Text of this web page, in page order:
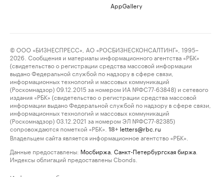
AppGallery
© ООО «БИЗНЕСПРЕСС», АО «РОСБИЗНЕСКОНСАЛТИНГ», 1995–
2026. Сообщения и материалы информационного агентства «РБК»
(свидетельство о регистрации средства массовой информации
выдано Федеральной службой по надзору в сфере связи,
информационных технологий и массовых коммуникаций
(Роскомнадзор) 09.12.2015 за номером ИА №ФС77-63848) и сетевого
издания «РБК» (свидетельство о регистрации средства массовой
информации выдано Федеральной службой по надзору в сфере связи,
информационных технологий и массовых коммуникаций
(Роскомнадзор) 03.12.2021 за номером ЭЛ №ФС77-82385)
сопровождаются пометкой «РБК».
18+ letters@rbc.ru
Владельцем сайта является информационное агентство «РБК».
Данные предоставлены: Мосбиржа Санкт-Петербургская биржа
Индексы облигаций предоставлены Cbonds.